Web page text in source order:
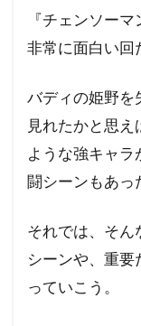
『チェンソー
非常に面白い回
バディの姫野を
見れたかと思
ような強キャラ
闘シーンもあっ
それでは、そん
シーンや、重要
っていこう。